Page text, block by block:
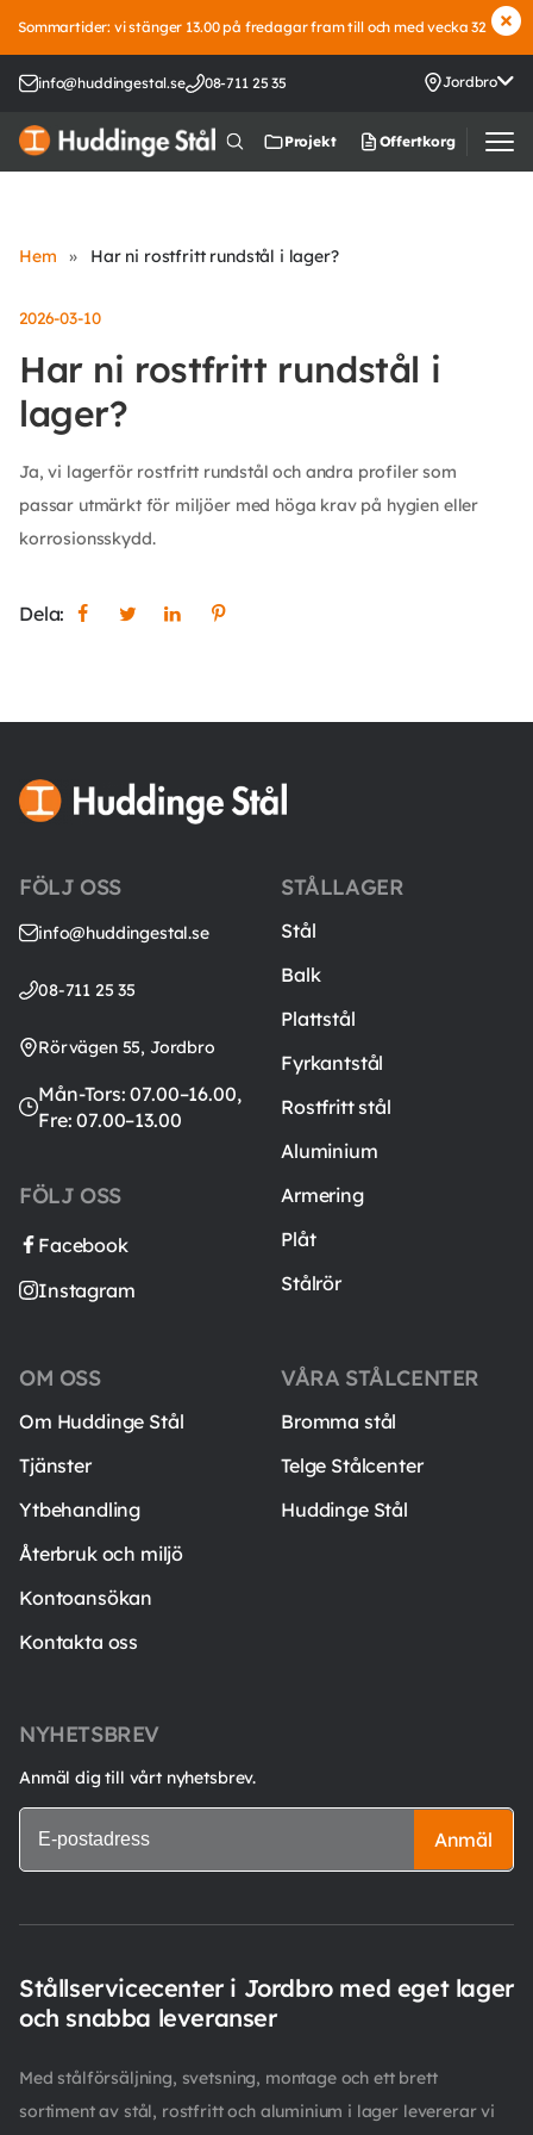
Sommartider: vi stänger 13.00 på fredagar fram till och med vecka 32
info@huddingestal.se 08-711 25 35 Jordbro
Projekt Offertkorg
Hem » Har ni rostfritt rundstål i lager?
2026-03-10
Har ni rostfritt rundstål i
lager?
Ja, vi lagerför rostfritt rundstål och andra profiler som
passar utmärkt för miljöer med höga krav på hygien eller
korrosionsskydd.
Dela:
FÖLJ OSS
info@huddingestal.se
08-711 25 35
Rörvägen 55, Jordbro
Mån-Tors: 07.00–16.00,
Fre: 07.00–13.00
FÖLJ OSS
Facebook
Instagram
STÅLLAGER
Stål
Balk
Plattstål
Fyrkantstål
Rostfritt stål
Aluminium
Armering
Plåt
Stålrör
VÅRA STÅLCENTER
Bromma stål
Telge Stålcenter
Huddinge Stål
OM OSS
Om Huddinge Stål
Tjänster
Ytbehandling
Återbruk och miljö
Kontoansökan
Kontakta oss
NYHETSBREV
Anmäl dig till vårt nyhetsbrev.
Anmäl
Stållservicecenter i Jordbro med eget lager
och snabba leveranser
Med stålförsäljning, svetsning, montage och ett brett
sortiment av stål, rostfritt och aluminium i lager levererar vi